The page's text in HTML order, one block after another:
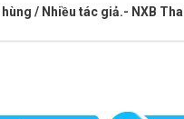
/ Nhiều tác giả.- NXB